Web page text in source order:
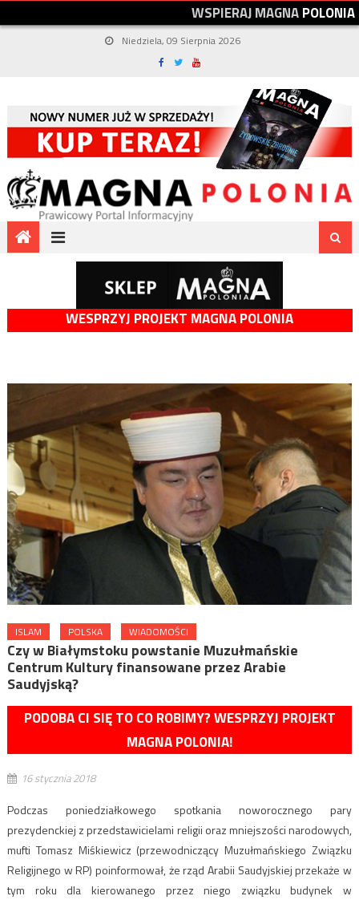
WSPIERAJMAGNAPOLONIA
Niedziela, 09 Sierpnia 2026
WESPRZYJ PROJEKT MAGNA POLONIA
ISLAM POLSKA WIADOMOŚCI
Czy w Białymstoku powstanie Muzułmańskie
Centrum Kultury finansowane przez Arabie
Saudyjską?
PODOBA CI SIĘ TO CO ROBIMY? WESPRZYJ PROJEKT
MAGNA POLONIA!
16 stycznia 2018
Podczas poniedziałkowego spotkania noworocznego pary
prezydenckiej z przedstawicielami religii oraz mniejszości narodowych,
mufti Tomasz Miśkiewicz (przewodniczący Muzułmańskiego Związku
Religijnego w RP) poinformował, że rząd Arabii Saudyjskiej przekaże w
tym roku dla kierowanego przez niego związku budynek w